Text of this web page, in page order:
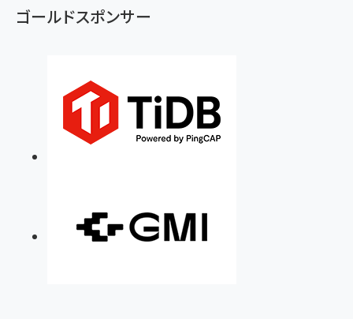
ゴールドスポンサー